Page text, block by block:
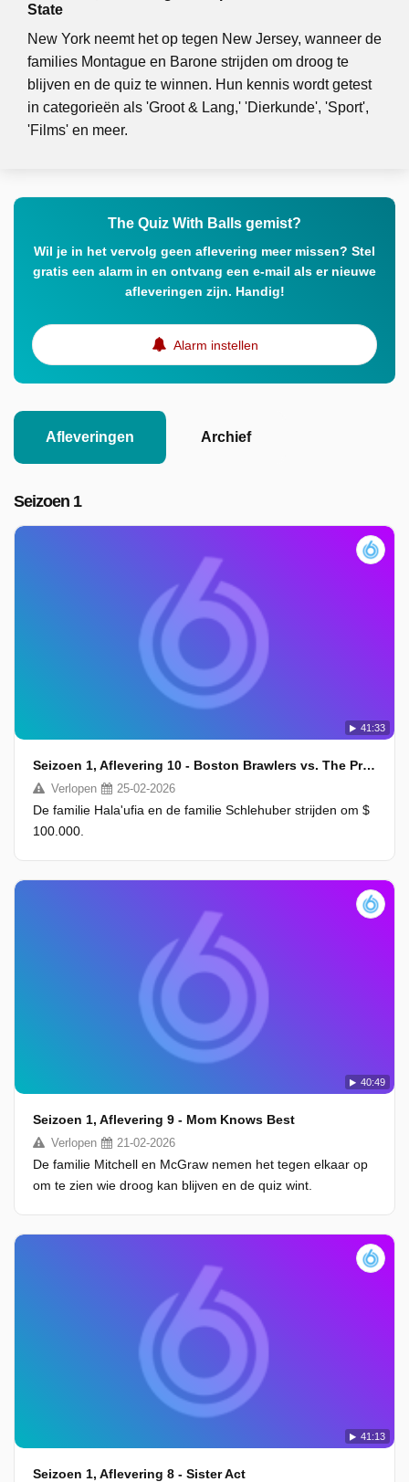
State
New York neemt het op tegen New Jersey, wanneer de
families Montague en Barone strijden om droog te
blijven en de quiz te winnen. Hun kennis wordt getest
in categorieën als 'Groot & Lang,' 'Dierkunde', 'Sport',
'Films' en meer.
The Quiz With Balls gemist?
Wil je in het vervolg geen aflevering meer missen? Stel
gratis een alarm in en ontvang een e-mail als er nieuwe
afleveringen zijn. Handig!
Alarm instellen
Afleveringen Archief
Seizoen 1
41:33
Seizoen 1, Aflevering 10 - Boston Brawlers vs. The Pride of Polynesia
Verlopen 25-02-2026
De familie Hala'ufia en de familie Schlehuber strijden om $
100.000.
40:49
Seizoen 1, Aflevering 9 - Mom Knows Best
Verlopen 21-02-2026
De familie Mitchell en McGraw nemen het tegen elkaar op
om te zien wie droog kan blijven en de quiz wint.
41:13
Seizoen 1, Aflevering 8 - Sister Act